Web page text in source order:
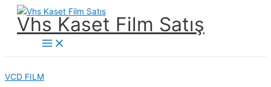
İçeriğe
Vhs Kaset Film Satış
Main
Menu
VCD FILM